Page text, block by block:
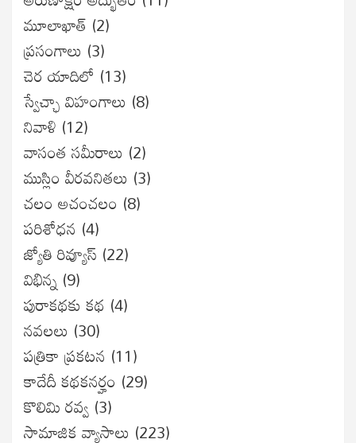
మూలాఖాత్ (2)
ప్రసంగాలు (3)
చెర యాదిలో (13)
స్వేచ్ఛా విహంగాలు (8)
నివాళి (12)
వాసంత సమీరాలు (2)
ముస్లిం వీరవనితలు (3)
చలం అచంచలం (8)
ప‌రిశోధ‌న‌ (4)
జ్యోతి రివ్యూస్ (22)
విభిన్న (9)
పురాకథకు కథ (4)
నవలలు (30)
పత్రికా ప్రకటన (11)
కాదేదీ కథకనర్హం (29)
కొలిమి రవ్వ (3)
సామాజిక వ్యాసాలు (223)